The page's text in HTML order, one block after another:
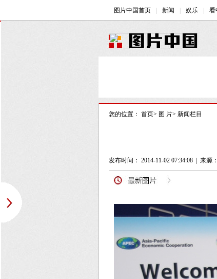
您的位置： 首页> 图 片> 新闻栏目
发布时间： 2014-11-02 07:34:08 来源：